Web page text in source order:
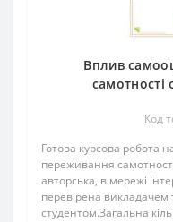
Вплив
самотності
Код
Готова курсова робота
переживання
авторська, в мережі
перевірена
студентом.Загальна